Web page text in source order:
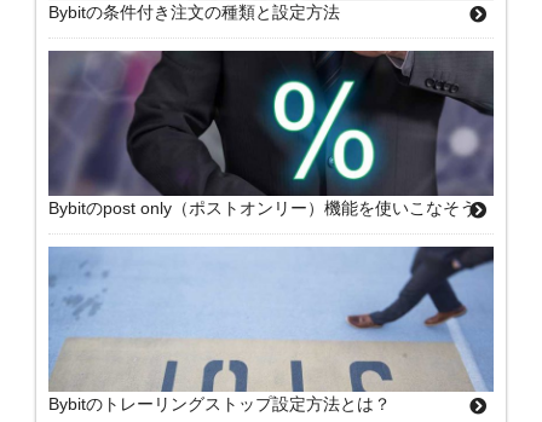
Bybitの条件付き注文の種類と設定方法
Bybitのpost only（ポストオンリー）機能を使いこなそう
Bybitのトレーリングストップ設定方法とは？